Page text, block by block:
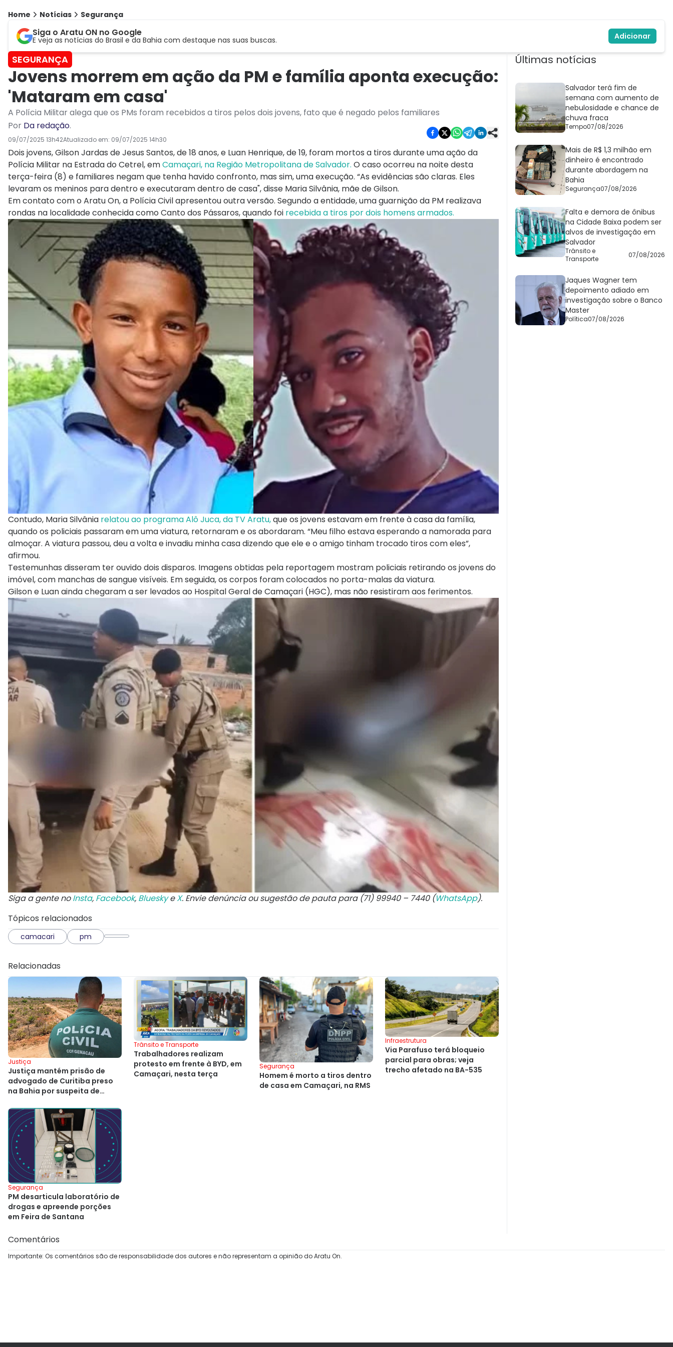
Home Notícias Segurança
Siga o Aratu ON no Google
E veja as notícias do Brasil e da Bahia com destaque nas suas buscas. Adicionar
SEGURANÇA
Jovens morrem em ação da PM e família aponta execução:
'Mataram em casa'
A Polícia Militar alega que os PMs foram recebidos a tiros pelos dois jovens, fato que é negado pelos familiares
Por Da redação.
09/07/2025 13h42Atualizado em: 09/07/2025 14h30
Dois jovens, Gilson Jardas de Jesus Santos, de 18 anos, e Luan Henrique, de 19, foram mortos a tiros durante uma ação da
Polícia Militar na Estrada do Cetrel, emCamaçari, na Região Metropolitana de Salvador. O caso ocorreu na noite desta
terça-feira (8) e familiares negam que tenha havido confronto, mas sim, uma execução. “As evidências são claras. Eles
levaram os meninos para dentro e executaram dentro de casa", disse Maria Silvânia, mãe de Gilson.
Em contato com o Aratu On, a Polícia Civil apresentou outra versão. Segundo a entidade, uma guarnição da PM realizava
rondas na localidade conhecida como Canto dos Pássaros, quando foi recebida a tiros por dois homens armados.
Contudo, Maria Silvânia relatou ao programa Alô Juca, da TV Aratu,que os jovens estavam em frente à casa da família,
quando os policiais passaram em uma viatura, retornaram e os abordaram. “Meu filho estava esperando a namorada para
almoçar. A viatura passou, deu a volta e invadiu minha casa dizendo que ele e o amigo tinham trocado tiros com eles”,
afirmou.
Testemunhas disseram ter ouvido dois disparos. Imagens obtidas pela reportagem mostram policiais retirando os jovens do
imóvel, com manchas de sangue visíveis. Em seguida, os corpos foram colocados no porta-malas da viatura.
Gilson e Luan ainda chegaram a ser levados ao Hospital Geral de Camaçari (HGC), mas não resistiram aos ferimentos.
Siga a gente noInsta, Facebook, BlueskyeX. Envie denúncia ou sugestão de pauta para (71) 99940 – 7440 (WhatsApp).
Tópicos relacionados
camacari pm
Relacionadas
Justiça
Justiça mantém prisão de
advogado de Curitiba preso
na Bahia por suspeita de
Trânsito e Transporte
Trabalhadores realizam
protesto em frente à BYD, em
Camaçari, nesta terça
Segurança
Homem é morto a tiros dentro
de casa em Camaçari, na RMS
Infraestrutura
Via Parafuso terá bloqueio
parcial para obras; veja
trecho afetado na BA-535
Segurança
PM desarticula laboratório de
drogas e apreende porções
em Feira de Santana
Últimas notícias
Salvador terá fim de
semana com aumento de
nebulosidade e chance de
chuva fraca
Tempo07/08/2026
Mais de R$ 1,3 milhão em
dinheiro é encontrado
durante abordagem na
Bahia
Segurança07/08/2026
Falta e demora de ônibus
na Cidade Baixa podem ser
alvos de investigação em
Salvador
Trânsito e
Transporte
07/08/2026
Jaques Wagner tem
depoimento adiado em
investigação sobre o Banco
Master
Política07/08/2026
Comentários
Importante: Os comentários são de responsabilidade dos autores e não representam a opinião do Aratu On.